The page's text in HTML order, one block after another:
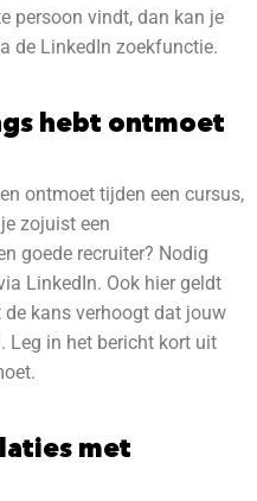
persoon vindt, dan kan je
de LinkedIn zoekfunctie.
hebt ontmoet
ontmoet tijden een cursus,
zojuist een
goede recruiter? Nodig
LinkedIn. Ook hier geldt
kans verhoogt dat jouw
Leg in het bericht kort uit
met